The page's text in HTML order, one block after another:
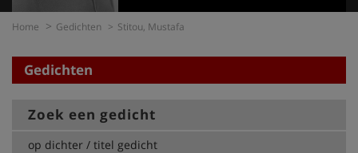
Home Gedichten Stitou, Mustafa
Gedichten
Zoek een gedicht
op dichter / titel gedicht